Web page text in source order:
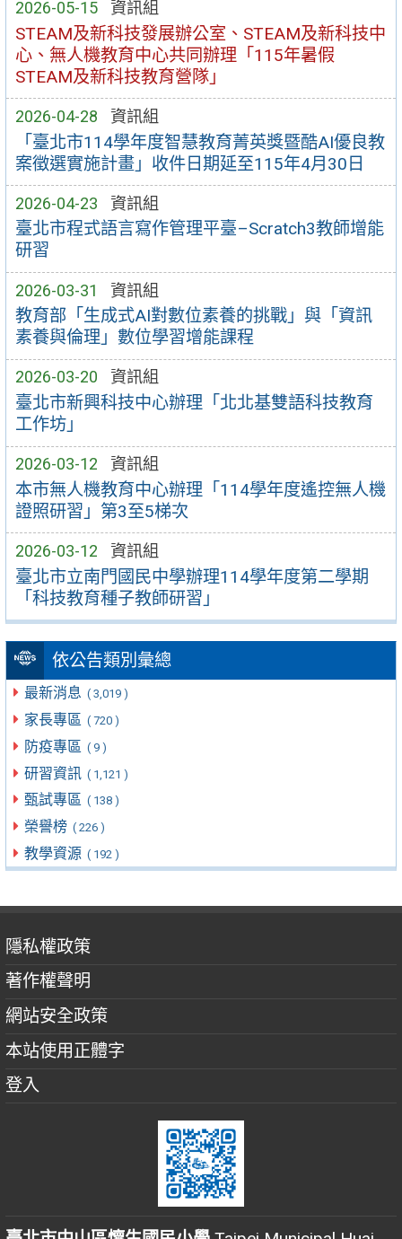
2026-05-15 資訊組
STEAM及新科技發展辦公室、STEAM及新科技中
心、無人機教育中心共同辦理「115年暑假
STEAM及新科技教育營隊」
2026-04-28 資訊組
「臺北市114學年度智慧教育菁英獎暨酷AI優良教
案徵選實施計畫」收件日期延至115年4月30日
2026-04-23 資訊組
臺北市程式語言寫作管理平臺–Scratch3教師增能
研習
2026-03-31 資訊組
教育部「生成式AI對數位素養的挑戰」與「資訊
素養與倫理」數位學習增能課程
2026-03-20 資訊組
臺北市新興科技中心辦理「北北基雙語科技教育
工作坊」
2026-03-12 資訊組
本市無人機教育中心辦理「114學年度遙控無人機
證照研習」第3至5梯次
2026-03-12 資訊組
臺北市立南門國民中學辦理114學年度第二學期
「科技教育種子教師研習」
依公告類別彙總
最新消息 ( 3,019 )
家長專區 ( 720 )
防疫專區 ( 9 )
研習資訊 ( 1,121 )
甄試專區 ( 138 )
榮譽榜 ( 226 )
教學資源 ( 192 )
隱私權政策
著作權聲明
網站安全政策
本站使用正體字
登入